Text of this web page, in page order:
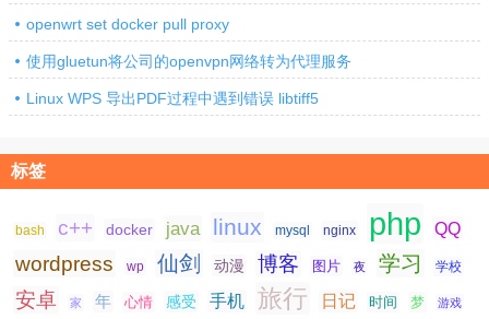
openwrt set docker pull proxy
使用gluetun将公司的openvpn网络转为代理服务
Linux WPS 导出PDF过程中遇到错误 libtiff5
标签
bash c++ docker java linux mysql nginx php QQ
wordpress wp 仙剑 动漫 博客 图片 夜 学习 学校
安卓 家 年 心情 感受 手机 旅行 日记 时间 梦 游戏